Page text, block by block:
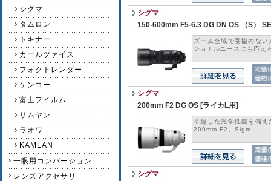
シグマ
タムロン
トキナー
カールツァイス
フォクトレンダー
ケンコー
富士フイルム
サムヤン
ラオワ
KAMLAN
一眼用コンバージョン
レンズアクセサリ
シグマ
150-600mm F5-6.3 DG DN OS （S）
ズーム全域で妥協のな
ショナルユースにも応え
シグマ
200mm F2 DG OS [ライカL用]
卓越した光学性能を備
200mm F2。Sigm...
シグマ